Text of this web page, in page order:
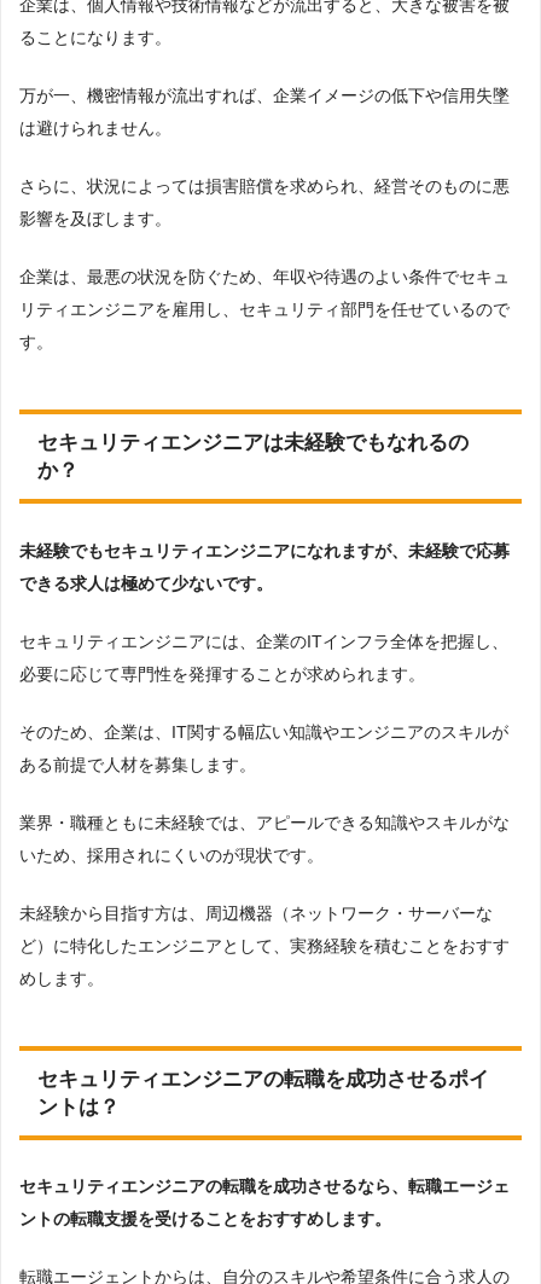
セキュリティエンジニアの年収が高い理由は、企業において非常
に重要な役割を担う仕事だからです。
企業は、個人情報や技術情報などが流出すると、大きな被害を被
ることになります。
万が一、機密情報が流出すれば、企業イメージの低下や信用失墜
は避けられません。
さらに、状況によっては損害賠償を求められ、経営そのものに悪
影響を及ぼします。
リティエンジニアを雇用し、セキュリティ部門を任せているので
す。
セキュリティエンジニアは未経験でもなれるの
未経験でもセキュリティエンジニアになれますが、未経験で応募
できる求人は極めて少ないです。
セキュリティエンジニアには、企業のITインフラ全体を把握し、
必要に応じて専門性を発揮することが求められます。
そのため、企業は、IT関する幅広い知識やエンジニアのスキルが
ある前提で人材を募集します。
業界・職種ともに未経験では、アピールできる知識やスキルがな
いため、採用されにくいのが現状です。
ど）に特化したエンジニアとして、実務経験を積むことをおすす
めします。
セキュリティエンジニアの転職を成功させるポイ